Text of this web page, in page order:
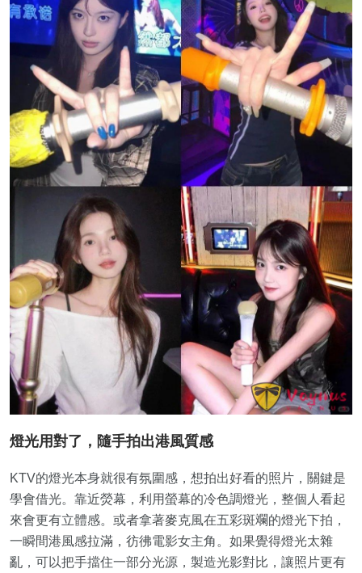
燈光用對了，隨手拍出港風質感
KTV的燈光本身就很有氛圍感，想拍出好看的照片，關鍵是
學會借光。靠近熒幕，利用螢幕的冷色調燈光，整個人看起
來會更有立體感。或者拿著麥克風在五彩斑斕的燈光下拍，
一瞬間港風感拉滿，彷彿電影女主角。如果覺得燈光太雜
亂，可以把手擋住一部分光源，製造光影對比，讓照片更有